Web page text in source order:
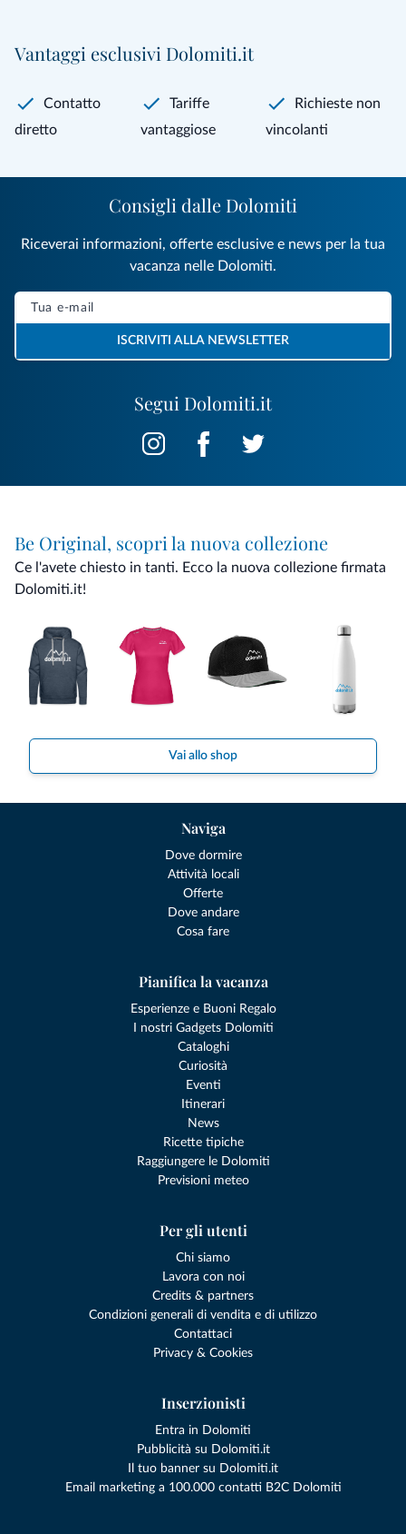
Vantaggi esclusivi Dolomiti.it
Contatto
diretto
Tariffe
vantaggiose
Richieste non
vincolanti
Segui Dolomiti.it
Consigli dalle Dolomiti
Riceverai informazioni, offerte esclusive e news per la tua
vacanza nelle Dolomiti.
ISCRIVITI ALLA NEWSLETTER
Be Original, scopri la nuova collezione
Ce l'avete chiesto in tanti. Ecco la nuova collezione firmata
Dolomiti.it!
Vai allo shop
Naviga
Dove dormire
Attività locali
Offerte
Dove andare
Cosa fare
Pianifica la vacanza
Esperienze e Buoni Regalo
I nostri Gadgets Dolomiti
Cataloghi
Curiosità
Eventi
Itinerari
News
Ricette tipiche
Raggiungere le Dolomiti
Previsioni meteo
Per gli utenti
Chi siamo
Lavora con noi
Credits & partners
Condizioni generali di vendita e di utilizzo
Contattaci
Privacy & Cookies
Inserzionisti
Entra in Dolomiti
Pubblicità su Dolomiti.it
Il tuo banner su Dolomiti.it
Email marketing a 100.000 contatti B2C Dolomiti